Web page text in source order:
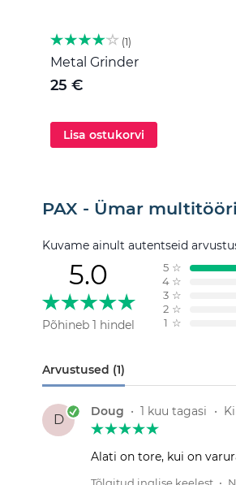
1
Metal Grinder
25 €
Lisa ostukorvi
PAX - Ümar
Kuvame ainult autentseid
5.0
Põhineb 1 hindel
5 ☆
4 ☆
3 ☆
2 ☆
1 ☆
Arvustused (1)
D
Doug • 1 kuu tagasi •
Alati on tore, kui on